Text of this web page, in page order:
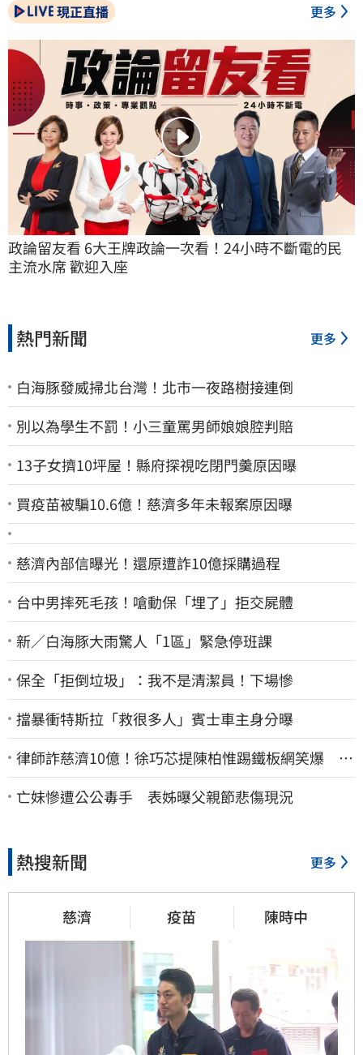
現正直播 更多
政論留友看 6大王牌政論一次看！24小時不斷電的民
主流水席 歡迎入座
熱門新聞 更多
白海豚發威掃北台灣！北市一夜路樹接連倒
別以為學生不罰！小三童罵男師娘娘腔判賠
13子女擠10坪屋！縣府探視吃閉門羹原因曝
買疫苗被騙10.6億！慈濟多年未報案原因曝
慈濟內部信曝光！還原遭詐10億採購過程
台中男摔死毛孩！嗆動保「埋了」拒交屍體
新／白海豚大雨驚人「1區」緊急停班課
保全「拒倒垃圾」：我不是清潔員！下場慘
擋暴衝特斯拉「救很多人」賓士車主身分曝
律師詐慈濟10億！徐巧芯提陳柏惟踢鐵板網笑爆 律
師再曬1照補刀
亡妹慘遭公公毒手 表姊曝父親節悲傷現況
熱搜新聞 更多
慈濟 疫苗 陳時中